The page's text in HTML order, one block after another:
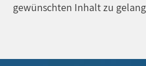
gewünschten Inhalt zu